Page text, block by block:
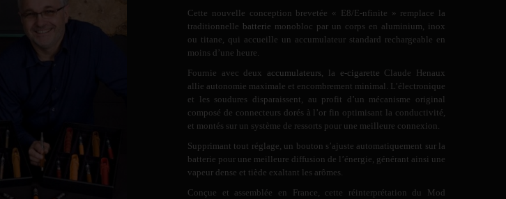
Cette nouvelle conception brevetée « E8/E-nfinite » remplace la
traditionnelle batterie monobloc par un corps en aluminium, inox
ou titane, qui accueille un accumulateur standard rechargeable en
moins d’une heure.
Fournie avec deux accumulateurs , la e-cigarette Claude Henaux
allie autonomie maximale et encombrement minimal. L’électronique
et les soudures disparaissent, au profit d’un mécanisme original
composé de connecteurs dorés à l’or fin optimisant la conductivité,
et montés sur un système de ressorts pour une meilleure connexion.
Supprimant tout réglage, un bouton s’ajuste automatiquement sur la
batterie pour une meilleure diffusion de l’énergie, générant ainsi une
vapeur dense et tiède exaltant les arômes.
Conçue et assemblée en France, cette réinterprétation du Mod